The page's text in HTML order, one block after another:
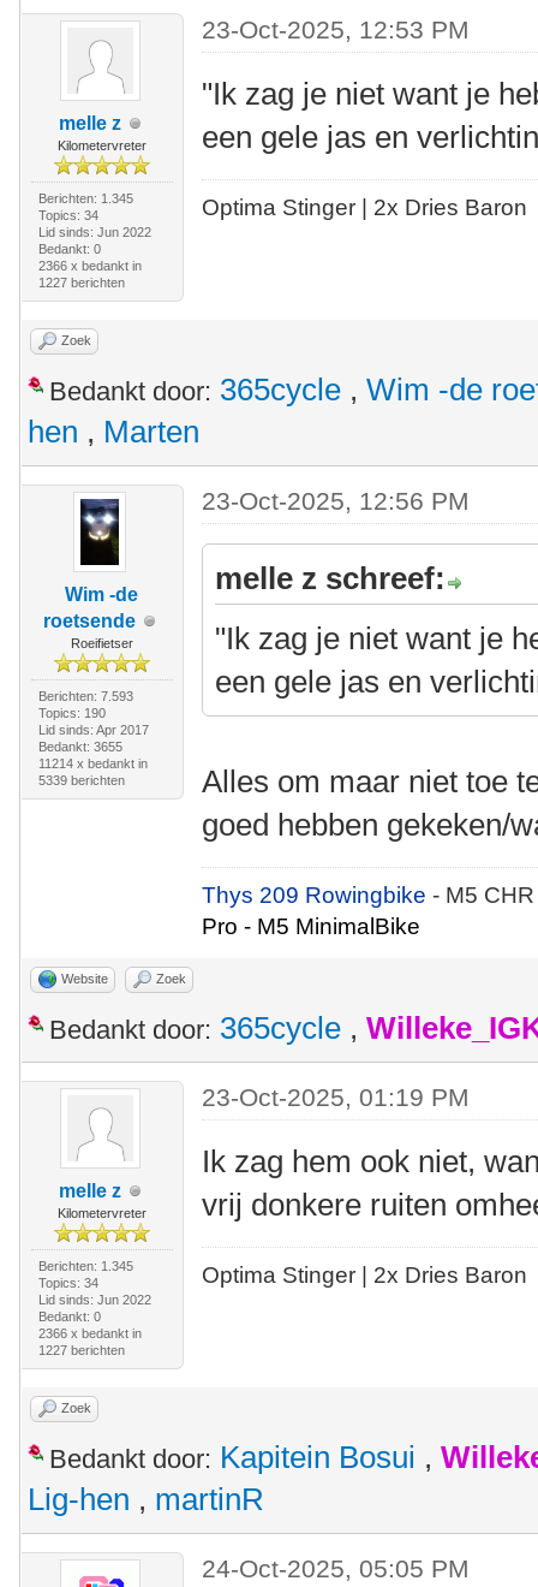
melle z
Kilometervreter
Berichten: 1.345
Topics: 34
Lid sinds: Jun 2022
Bedankt: 0
2366 x bedankt in
1227 berichten
23-Oct-2025, 12:53 PM
"Ik zag je niet want je
een gele jas en
Optima Stinger | 2x Dries Baron
Zoek
Bedankt door: 365cycle , Wim -de
hen , Marten
Wim -de
roetsende
Roeifietser
Berichten: 7.593
Topics: 190
Lid sinds: Apr 2017
Bedankt: 3655
11214 x bedankt in
5339 berichten
23-Oct-2025, 12:56 PM
melle z schreef:
"Ik zag je niet want je
een gele jas en
Alles om maar niet toe
goed hebben gekeken/
Thys 209 Rowingbike- M5
Pro - M5 MinimalBike
Website Zoek
Bedankt door: 365cycle ,
melle z
Kilometervreter
Berichten: 1.345
Topics: 34
Lid sinds: Jun 2022
Bedankt: 0
2366 x bedankt in
1227 berichten
23-Oct-2025, 01:19 PM
Ik zag hem ook niet,
vrij donkere ruiten
Optima Stinger | 2x Dries Baron
Zoek
Bedankt door: Kapitein Bosui ,
Lig-hen , martinR
24-Oct-2025, 05:05 PM